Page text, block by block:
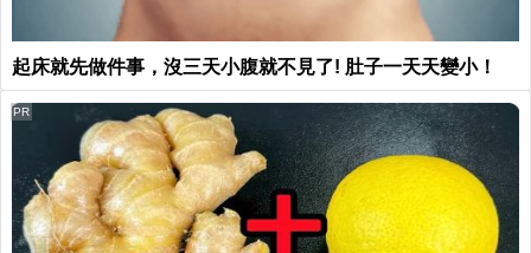
起床就先做件事，沒三天小腹就不見了! 肚子一天天變小！
PR